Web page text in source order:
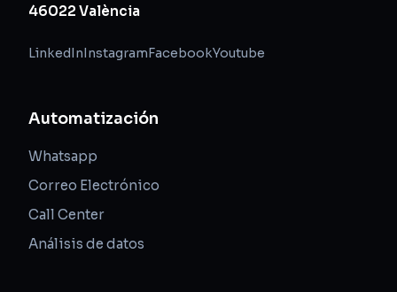
46022 València
LinkedIn Instagram FacebookYoutube
Automatización
Whatsapp
Correo Electrónico
Call Center
Análisis de datos